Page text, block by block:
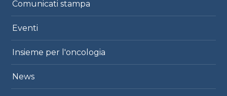
Comunicati stampa
Eventi
Insieme per l'oncologia
News